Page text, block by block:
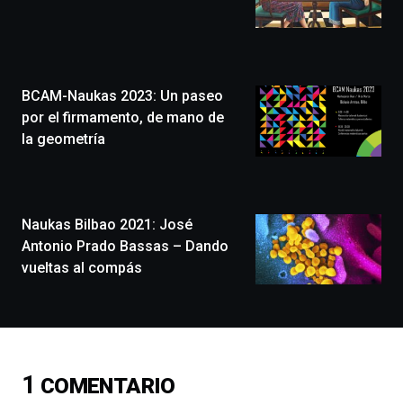
un
festival
que
llenará
monólogos,
exposiciones,
docufórums
de
16
BCAM-Naukas 2023: Un paseo
por el firmamento, de mano de
la geometría
Naukas Bilbao 2021: José
Antonio Prado Bassas – Dando
vueltas al compás
1 COMENTARIO